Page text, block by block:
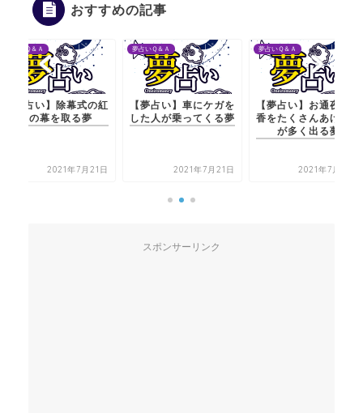
おすすめの記事
夢占いＱ＆Ａ
【夢占い】除幕式の紅
白の幕を取る夢
2021年7月21日
夢占いＱ＆Ａ
【夢占い】車にケガを
した人が乗ってくる夢
2021年7月21日
夢占いＱ＆Ａ
【夢占い】お通夜で線
香をたくさんあげて煙
が多く出る夢
2021年7月22日
スポンサーリンク